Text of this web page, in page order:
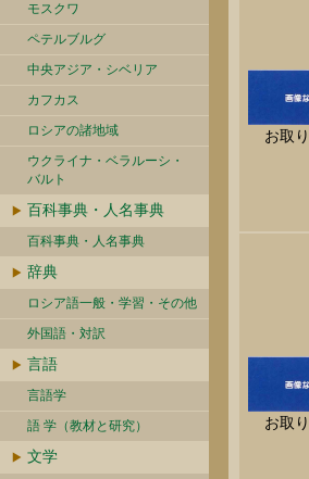
モスクワ
ペテルブルグ
中央アジア・シベリア
カフカス
ロシアの諸地域
ウクライナ・ベラルーシ・
バルト
百科事典・人名事典
百科事典・人名事典
辞典
ロシア語一般・学習・その他
外国語・対訳
言語
言語学
語 学（教材と研究）
文学
お取
お取